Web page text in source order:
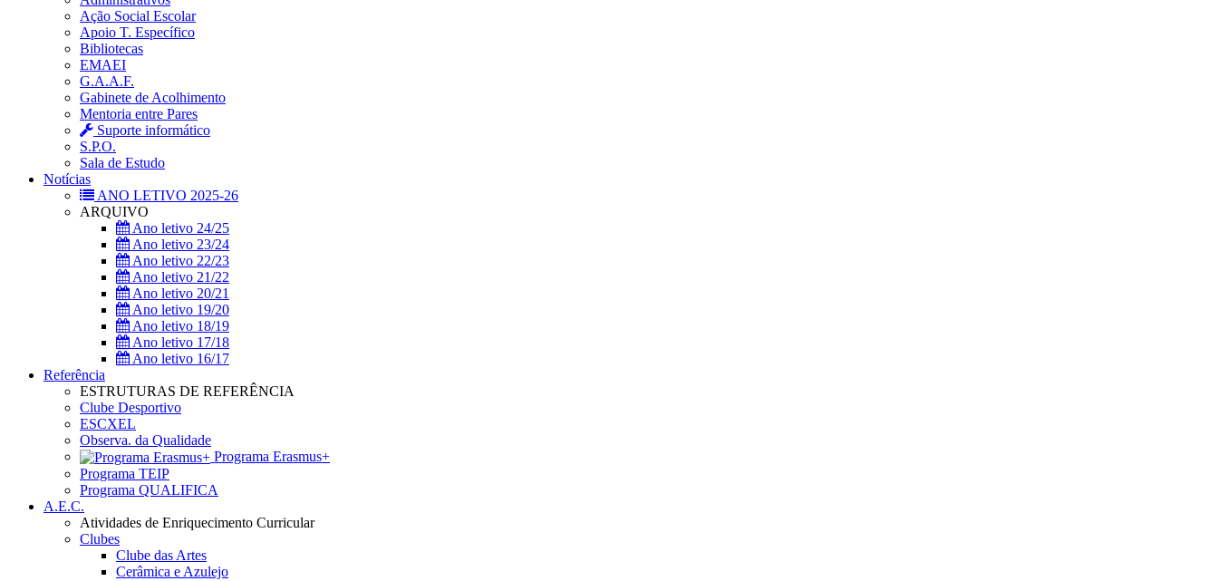
Ação Social Escolar
Apoio T. Específico
Bibliotecas
EMAEI
G.A.A.F.
Gabinete de Acolhimento
Mentoria entre Pares
Suporte informático
S.P.O.
Sala de Estudo
Notícias
ANO LETIVO 2025-26
ARQUIVO
Ano letivo 24/25
Ano letivo 23/24
Ano letivo 22/23
Ano letivo 21/22
Ano letivo 20/21
Ano letivo 19/20
Ano letivo 18/19
Ano letivo 17/18
Ano letivo 16/17
Referência
ESTRUTURAS DE REFERÊNCIA
Clube Desportivo
ESCXEL
Observa. da Qualidade
Programa Erasmus+
Programa TEIP
Programa QUALIFICA
A.E.C.
Atividades de Enriquecimento Curricular
Clubes
Clube das Artes
Cerâmica e Azulejo